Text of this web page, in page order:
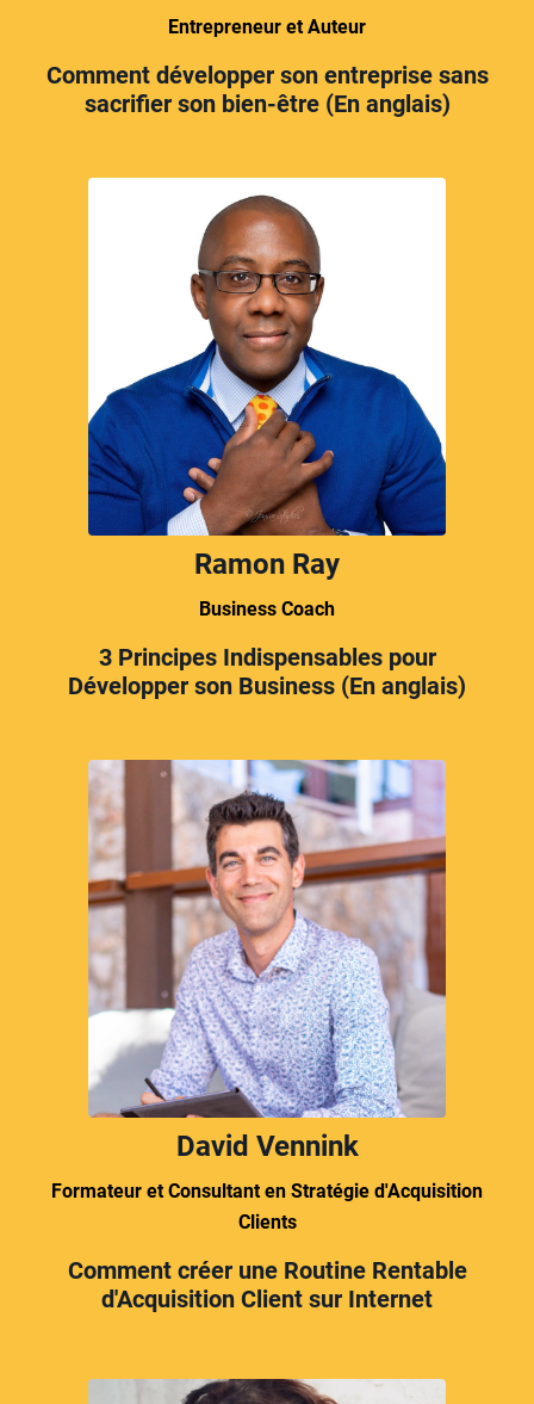
Entrepreneur et Auteur
Comment développer son entreprise sans
sacrifier son bien-être (En anglais)
Ramon Ray
Business Coach
3 Principes Indispensables pour
Développer son Business (En anglais)
David Vennink
Formateur et Consultant en Stratégie d'Acquisition
Clients
Comment créer une Routine Rentable
d'Acquisition Client sur Internet